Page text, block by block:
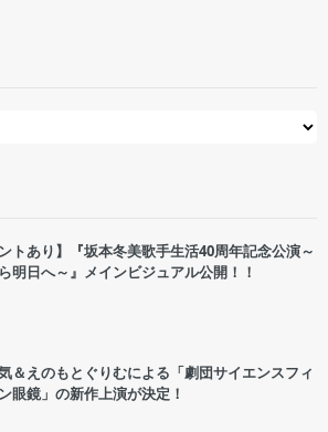
ントあり】『坂本冬美歌手生活40周年記念公演～
明日へ～』メインビジュアル公開！！
＆えのもとぐりむによる「劇団サイエンスフィ
眼鏡」の新作上演が決定！